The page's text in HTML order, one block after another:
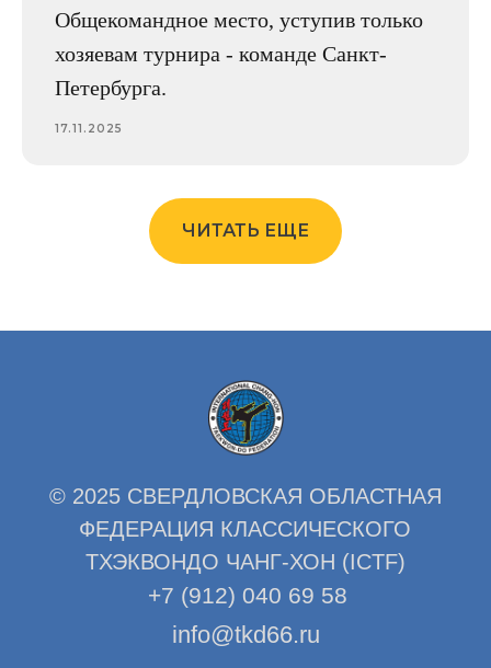
Общекомандное место, уступив только
хозяевам турнира - команде Санкт-
Петербурга.
17.11.2025
ЧИТАТЬ ЕЩЕ